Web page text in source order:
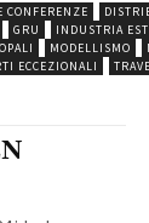
CONFERENZE
GRU INDUSTRIA
MODELLISMO
ECCEZIONALI